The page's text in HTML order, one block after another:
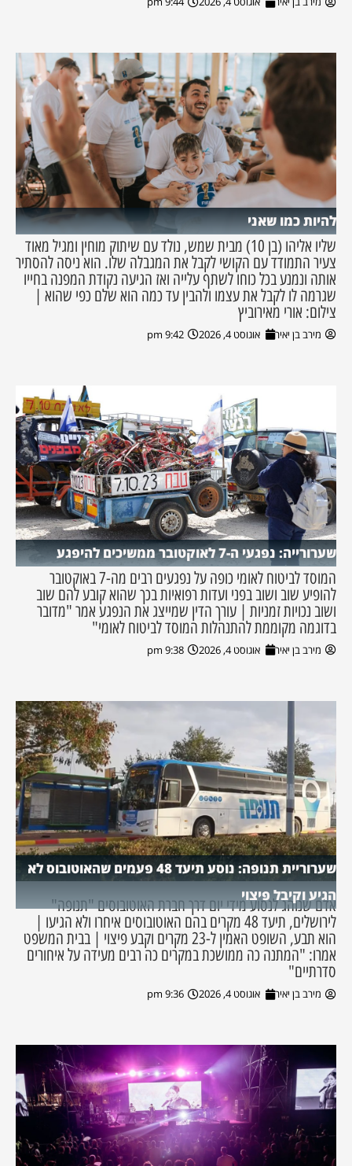
להיות כמו שאני
שליו אליהו (בן 10) מבית שמש, נולד עם שיתוק מוחין ומגיל מאוד
צעיר התמודד עם הקושי לקבל את המגבלה שלו. הוא ניסה להסתיר
אותה ונמנע בכל כוחו לשתף עלייה ואז הגיעה נקודת המפנה בחייו
שגרמה לו לקבל את עצמו ולהבין עד כמה הוא שלם כפי שהוא |
צילום: אורי מאירוביץ
מירב בן יאיר אוגוסט 4, 2026 9:42 pm
שערורייה: נפגעי ה-7 לאוקטובר ממשיכים להיפגע
המוסד לביטוח לאומי כופה על נפגעים רבים מה-7 באוקטובר
להופיע שוב ושוב בפני ועדות רפואיות בכך שהוא קובע להם שוב
ושוב נכויות זמניות | עורך הדין שמייצג את הנפגע אמר "מדובר
בדוגמה מקוממת להתנהלות המוסד לביטוח לאומי"
מירב בן יאיר אוגוסט 4, 2026 9:38 pm
שערוריית תנופה: נוסע תיעד 48 פעמים שהאוטובוס לא
הגיע וקיבל פיצוי
אדם שנוהג לנסוע מידי יום דרך חברת האוטובוסים "תנופה"
לירושלים, תיעד 48 מקרים בהם האוטובוסים איחרו ולא הגיעו |
הוא תבע, השופט האמין ל-23 מקרים וקבע פיצוי | בבית המשפט
אמרו: "המתנה כה ממושכת במקרים כה רבים מעידה על איחורים
סדרתיים"
מירב בן יאיר אוגוסט 4, 2026 9:36 pm